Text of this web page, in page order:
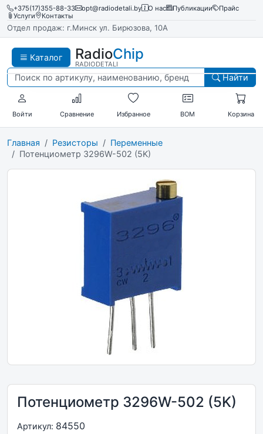
+375(17)355-88-33 opt@radiodetali.by О нас Публикации
Прайс
Услуги
Контакты
Отдел продаж: г.Минск ул. Бирюзова, 10А
Каталог RadioChip
RADIODETALI
Найти
Войти Сравнение Избранное BOM Корзина
Главная Резисторы
Переменные
Потенциометр 3296W-502 (5K)
Потенциометр 3296W-502 (5K)
Артикул: 84550